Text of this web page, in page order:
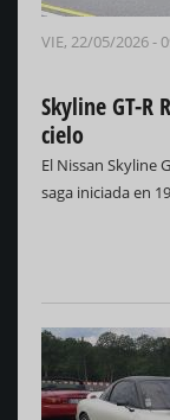
VIE, 22/05/2026 -
Skyline GT-R
cielo
El Nissan Skyline
saga iniciada en